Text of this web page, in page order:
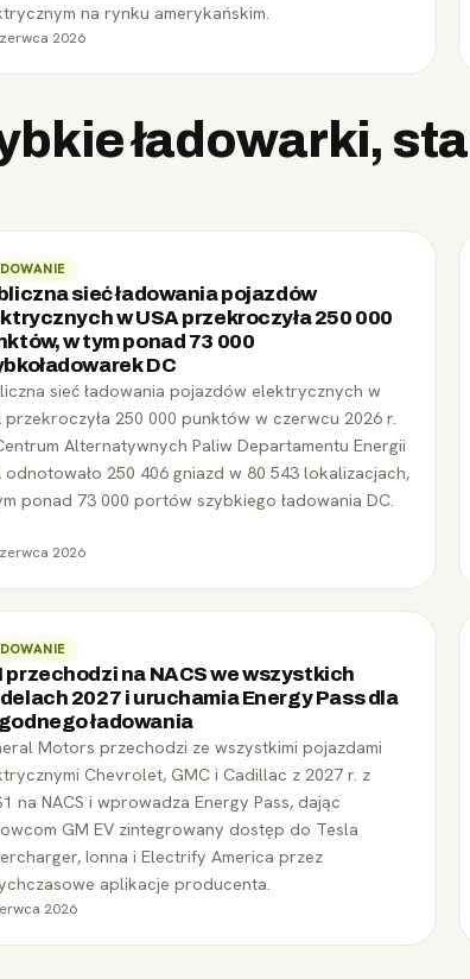
na rynku amerykańskim.
2026
ładowarki,
sieć ładowania pojazdów
w USA przekroczyła 250 000
w tym ponad 73 000
DC
sieć ładowania pojazdów elektrycznych w
przekroczyła 250 000 punktów w czerwcu 2026 r.
Alternatywnych Paliw Departamentu Energii
odnotowało 250 406 gniazd w 80 543 lokalizacjach,
ponad 73 000 portów szybkiego ładowania DC.
2026
przechodzi na NACS we wszystkich
2027 i uruchamia Energy Pass dla
ładowania
Motors przechodzi ze wszystkimi pojazdami
Chevrolet, GMC i Cadillac z 2027 r. z
na NACS i wprowadza Energy Pass, dając
GM EV zintegrowany dostęp do Tesla
Ionna i Electrify America przez
aplikacje producenta.
2026